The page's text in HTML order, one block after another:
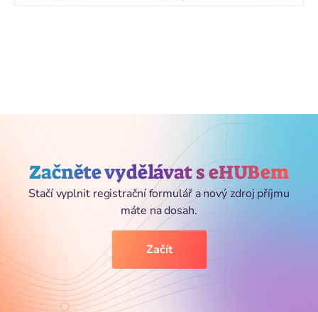
Začněte vydělávat s eHUBem
Stačí vyplnit registrační formulář a nový zdroj příjmu
máte na dosah.
Začít